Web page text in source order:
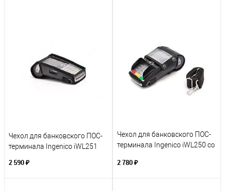
Чехол для банковского ПОС-
терминала Ingenico iWL251
2 590 ₽
Чехол для банковского ПОС-
терминала Ingenico iWL250 со
2 780 ₽